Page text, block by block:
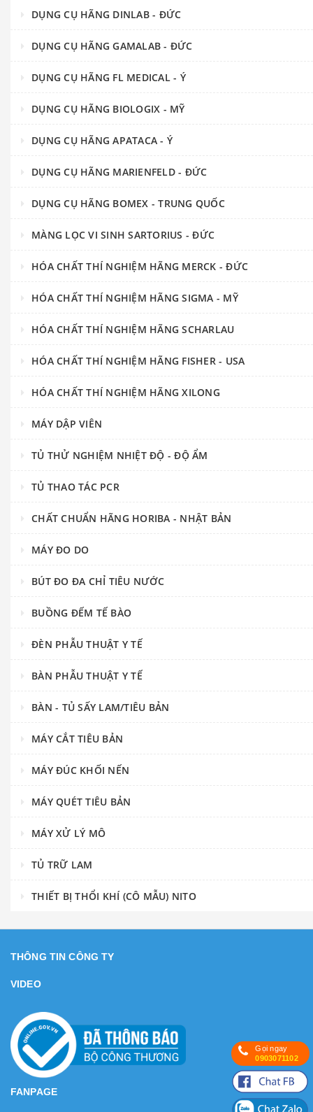
DỤNG CỤ HÃNG DINLAB - ĐỨC
DỤNG CỤ HÃNG GAMALAB - ĐỨC
DỤNG CỤ HÃNG FL MEDICAL - Ý
DỤNG CỤ HÃNG BIOLOGIX - MỸ
DỤNG CỤ HÃNG APATACA - Ý
DỤNG CỤ HÃNG MARIENFELD - ĐỨC
DỤNG CỤ HÃNG BOMEX - TRUNG QUỐC
MÀNG LỌC VI SINH SARTORIUS - ĐỨC
HÓA CHẤT THÍ NGHIỆM HÃNG MERCK - ĐỨC
HÓA CHẤT THÍ NGHIỆM HÃNG SIGMA - MỸ
HÓA CHẤT THÍ NGHIỆM HÃNG SCHARLAU
HÓA CHẤT THÍ NGHIỆM HÃNG FISHER - USA
HÓA CHẤT THÍ NGHIỆM HÃNG XILONG
MÁY DẬP VIÊN
TỦ THỬ NGHIỆM NHIỆT ĐỘ - ĐỘ ẨM
TỦ THAO TÁC PCR
CHẤT CHUẨN HÃNG HORIBA - NHẬT BẢN
MÁY ĐO DO
BÚT ĐO ĐA CHỈ TIÊU NƯỚC
BUỒNG ĐẾM TẾ BÀO
ĐÈN PHẪU THUẬT Y TẾ
BÀN PHẪU THUẬT Y TẾ
BÀN - TỦ SẤY LAM/TIÊU BẢN
MÁY CẮT TIÊU BẢN
MÁY ĐÚC KHỐI NẾN
MÁY QUÉT TIÊU BẢN
MÁY XỬ LÝ MÔ
TỦ TRỮ LAM
THIẾT BỊ THỔI KHÍ (CÔ MẪU) NITO
THÔNG TIN CÔNG TY
VIDEO
FANPAGE
Gọi ngay
0903071102